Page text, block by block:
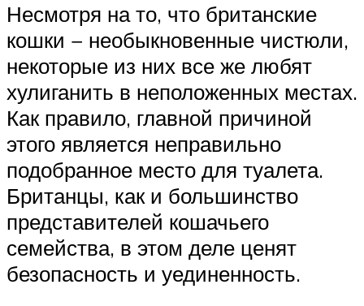
Несмотря на то, что британские
кошки − необыкновенные чистюли,
некоторые из них все же любят
хулиганить в неположенных местах.
Как правило, главной причиной
этого является неправильно
подобранное место для туалета.
Британцы, как и большинство
представителей кошачьего
семейства, в этом деле ценят
безопасность и уединенность.